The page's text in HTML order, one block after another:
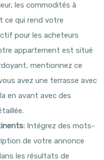
les commodités à
ce qui rend votre
pour les acheteurs
appartement est situé
mentionnez ce
avez une terrasse avec
en avant avec des
Intégrez des mots-
de votre annonce
les résultats de